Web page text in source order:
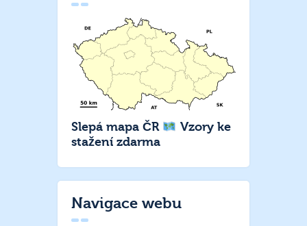
Slepá mapa ČR
Vzory ke
stažení zdarma
Navigace webu